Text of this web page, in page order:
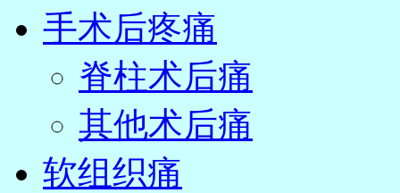
手术后疼痛
脊柱术后痛
其他术后痛
软组织痛